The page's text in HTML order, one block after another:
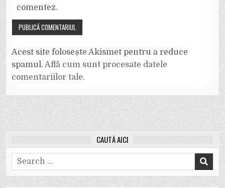
comentez.
Acest site folosește Akismet pentru a reduce
spamul.Află cum sunt procesate datele
comentariilor tale.
CAUTĂ AICI
Search
for: